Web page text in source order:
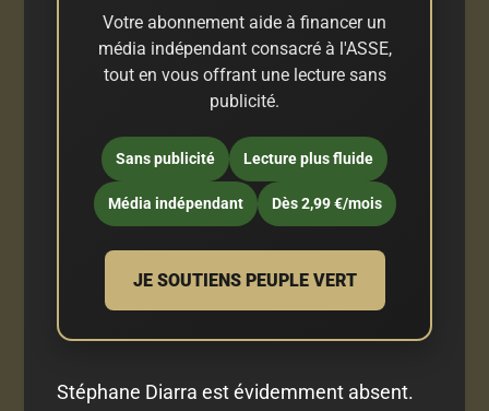
Votre abonnement aide à financer un
média indépendant consacré à l'ASSE,
tout en vous offrant une lecture sans
publicité.
Sans publicité Lecture plus fluide
Média indépendant Dès 2,99 €/mois
JE SOUTIENS PEUPLE VERT
Stéphane Diarra est évidemment absent.